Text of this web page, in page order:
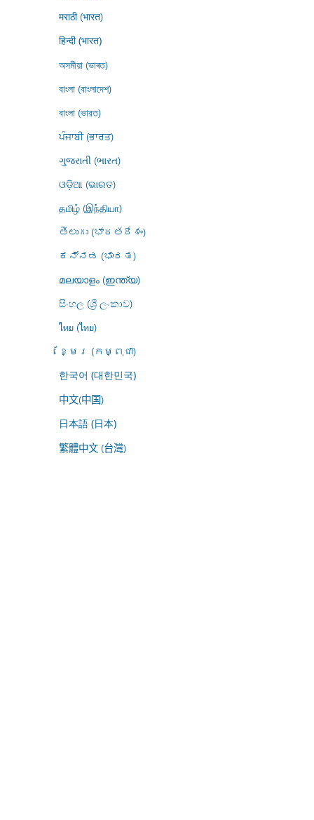
मराठी (भारत)
हिन्दी (भारत)
অসমীয়া (ভাৰত)
বাংলা (বাংলাদেশ)
বাংলা (ভারত)
ਪੰਜਾਬੀ (ਭਾਰਤ)
ગુજરાતી (ભારત)
ଓଡ଼ିଆ (ଭାରତ)
தமிழ் (இந்தியா)
తెలుగు (భారతదేశం)
ಕನ್ನಡ (ಭಾರತ)
മലയാളം (ഇന്ത്യ)
සිංහල (ශ්‍රී ලංකාව)
ไทย (ไทย)
ខ្មែរ (កម្ពុជា)
한국어 (대한민국)
中文(中国)
日本語 (日本)
繁體中文 (台灣)